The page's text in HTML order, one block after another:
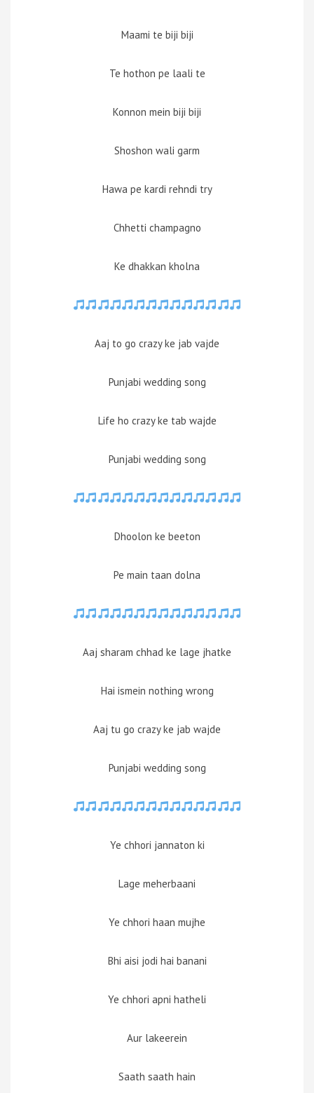
Maami te biji biji
Te hothon pe laali te
Konnon mein biji biji
Shoshon wali garm
Hawa pe kardi rehndi try
Chhetti champagno
Ke dhakkan kholna
Aaj to go crazy ke jab vajde
Punjabi wedding song
Life ho crazy ke tab wajde
Punjabi wedding song
Dhoolon ke beeton
Pe main taan dolna
Aaj sharam chhad ke lage jhatke
Hai ismein nothing wrong
Aaj tu go crazy ke jab wajde
Punjabi wedding song
Ye chhori jannaton ki
Lage meherbaani
Ye chhori haan mujhe
Bhi aisi jodi hai banani
Ye chhori apni hatheli
Aur lakeerein
Saath saath hain